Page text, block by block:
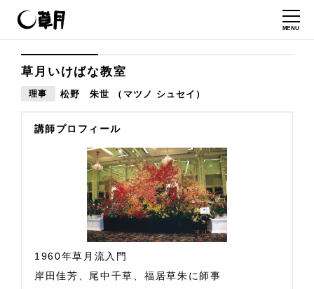
MENU
草月いけばな教室
理事 松野 朱世 （マツノ シュセイ）
講師プロフィール
1960年草月流入門
岸田佳芳、尾中千草、福居草朱に師事